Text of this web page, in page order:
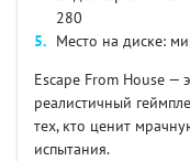
280
Место на диске:
Escape From House —
реалистичный
тех, кто ценит
испытания.